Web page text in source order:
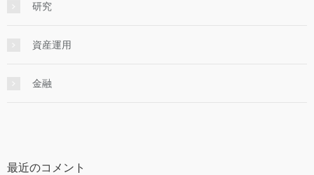
研究
資産運用
金融
最近のコメント